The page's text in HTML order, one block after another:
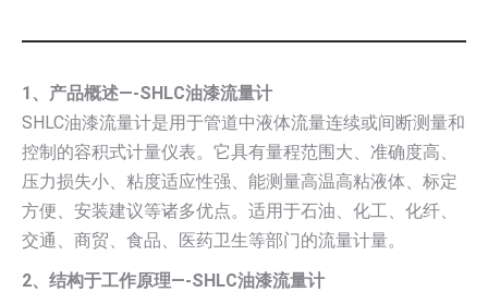
1、产品概述—-SHLC油漆流量计
SHLC油漆流量计是用于管道中液体流量连续或间断测量和
控制的容积式计量仪表。它具有量程范围大、准确度高、
压力损失小、粘度适应性强、能测量高温高粘液体、标定
方便、安装建议等诸多优点。适用于石油、化工、化纤、
交通、商贸、食品、医药卫生等部门的流量计量。
2、结构于工作原理—-SHLC油漆流量计